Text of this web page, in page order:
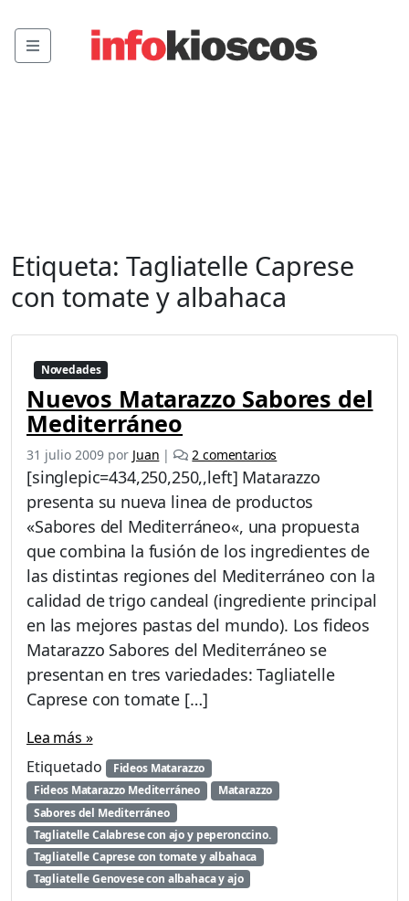
Menu
Etiqueta: Tagliatelle Caprese
con tomate y albahaca
Novedades
Nuevos Matarazzo Sabores del
Mediterráneo
31 julio 2009 por Juan | 2 comentarios
n
u
e
v
s
M
a
t
r
S
a
[singlepic=434,250,250,,left] Matarazzo
presenta su nueva linea de productos
«Sabores del Mediterráneo«, una propuesta
que combina la fusión de los ingredientes de
las distintas regiones del Mediterráneo con la
calidad de trigo candeal (ingrediente principal
en las mejores pastas del mundo). Los fideos
Matarazzo Sabores del Mediterráneo se
presentan en tres variedades: Tagliatelle
Caprese con tomate […]
Lea más »
Etiquetado
Fideos Matarazzo
Fideos Matarazzo Mediterráneo
Matarazzo
Sabores del Mediterráneo
Tagliatelle Calabrese con ajo y peperonccino.
Tagliatelle Caprese con tomate y albahaca
Tagliatelle Genovese con albahaca y ajo